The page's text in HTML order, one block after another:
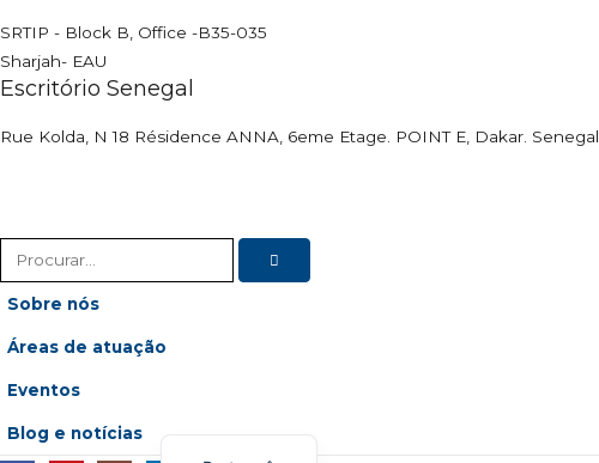
SRTIP - Block B, Office -B35-035
Sharjah- EAU
Escritório Senegal
Rue Kolda, N 18 Résidence ANNA, 6eme Etage. POINT E, Dakar. Senegal
Sobre nós
Áreas de atuação
Eventos
Blog e notícias